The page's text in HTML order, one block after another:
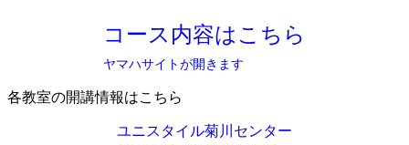
コース内容はこちら
ヤマハサイトが開きます
各教室の開講情報はこちら
ユニスタイル菊川センター